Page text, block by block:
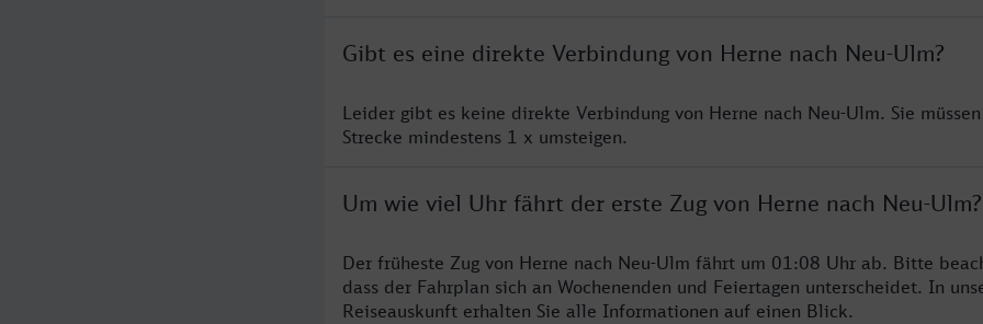
Gibt es eine direkte Verbindung von Herne nach Neu-Ulm?
Leider gibt es keine direkte Verbindung von Herne nach Neu-Ulm. Sie
Strecke mindestens 1 x umsteigen.
Um wie viel Uhr fährt der erste Zug von Herne nach Neu-Ulm?
Der früheste Zug von Herne nach Neu-Ulm fährt um 01:08 Uhr ab. Bitte
dass der Fahrplan sich an Wochenenden und Feiertagen unterscheidet. In
Reiseauskunft erhalten Sie alle Informationen auf einen Blick.